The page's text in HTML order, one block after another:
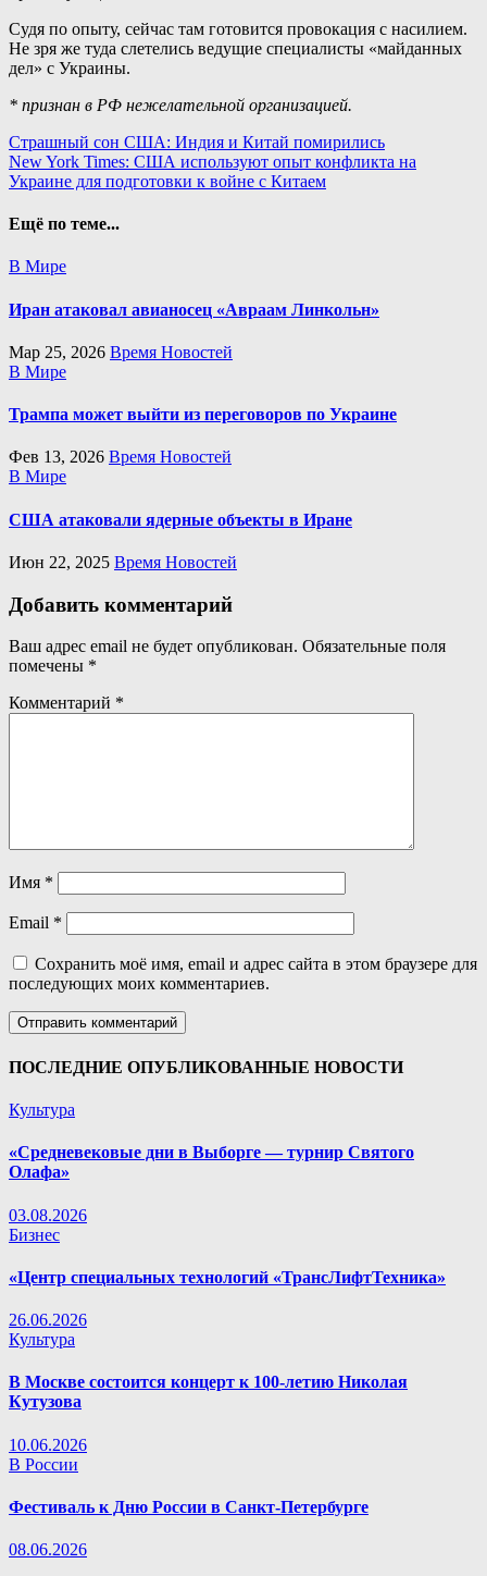
Судя по опыту, сейчас там готовится провокация с насилием.
Не зря же туда слетелись ведущие специалисты «майданных
дел» с Украины.
* признан в РФ нежелательной организацией.
Навигация
по
Страшный сон США: Индия и Китай помирились
New York Times: США используют опыт конфликта на
Украине для подготовки к войне с Китаем
Ещё по теме...
В Мире
Иран атаковал авианосец «Авраам Линкольн»
Мар 25, 2026 Время Новостей
В Мире
Трампа может выйти из переговоров по Украине
Фев 13, 2026 Время Новостей
В Мире
США атаковали ядерные объекты в Иране
Июн 22, 2025 Время Новостей
Добавить комментарий
Ваш адрес email не будет опубликован. Обязательные поля
помечены *
Комментарий *
Имя *
Email *
Сохранить моё имя, email и адрес сайта в этом браузере для
последующих моих комментариев.
ПОСЛЕДНИЕ ОПУБЛИКОВАННЫЕ НОВОСТИ
Культура
«Средневековые дни в Выборге — турнир Святого
Олафа»
03.08.2026
Бизнес
«Центр специальных технологий «ТрансЛифтТехника»
26.06.2026
Культура
В Москве состоится концерт к 100-летию Николая
Кутузова
10.06.2026
В России
Фестиваль к Дню России в Санкт-Петербурге
08.06.2026